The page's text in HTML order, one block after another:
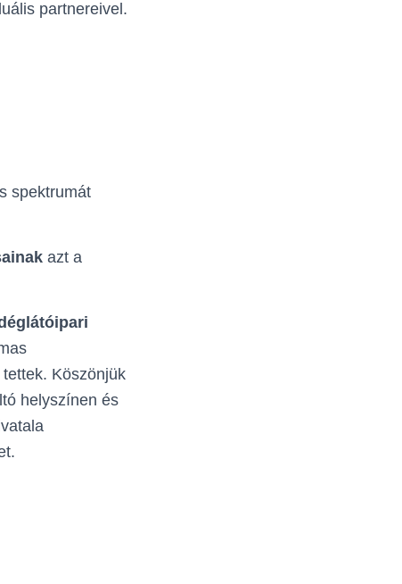
partnereivel.
spektrumát
azt a
Köszönjük
helyszínen és